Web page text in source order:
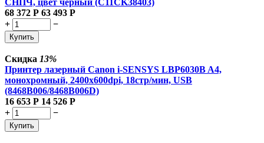
68 372 Р 63 493 Р
+
−
Купить
Скидка 13%
Принтер лазерный Canon i-SENSYS LBP6030B A4,
монохромный, 2400x600dpi, 18стр/мин, USB
(8468B006/8468B006D)
16 653 Р 14 526 Р
+
−
Купить